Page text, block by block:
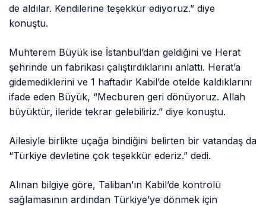
de aldılar. Kendilerine teşekkür ediyoruz.” diye
konuştu.
Muhterem Büyük ise İstanbul’dan geldiğini ve Herat
şehrinde un fabrikası çalıştırdıklarını anlattı. Herat’a
gidemediklerini ve 1 haftadır Kabil’de otelde kaldıklarını
ifade eden Büyük, “Mecburen geri dönüyoruz. Allah
büyüktür, ileride tekrar gelebiliriz.” diye konuştu.
Ailesiyle birlikte uçağa bindiğini belirten bir vatandaş da
“Türkiye devletine çok teşekkür ederiz.” dedi.
Alınan bilgiye göre, Taliban’ın Kabil’de kontrolü
sağlamasının ardından Türkiye’ye dönmek için